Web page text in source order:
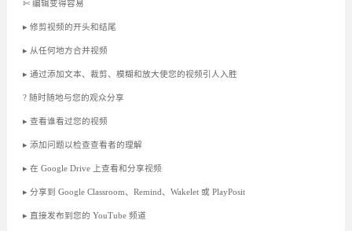
✄ 编辑变得容易
▸ 修剪视频的开头和结尾
▸ 从任何地方合并视频
▸ 通过添加文本、裁剪、模糊和放大使您的视频引人入胜
? 随时随地与您的观众分享
▸ 查看谁看过您的视频
▸ 添加问题以检查查看者的理解
▸ 在 Google Drive 上查看和分享视频
▸ 分享到 Google Classroom、Remind、Wakelet 或 PlayPosit
▸ 直接发布到您的 YouTube 频道